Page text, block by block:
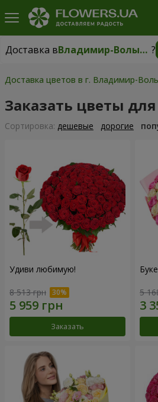
Доставка в Владимир-Волынский ?
Доставка вВладимир-
Доставка цветов в г. Владимир-
Заказать цветы
Cортировка: дешевые дорогие
Удиви любимую!
8 513 грн
Заказать
5